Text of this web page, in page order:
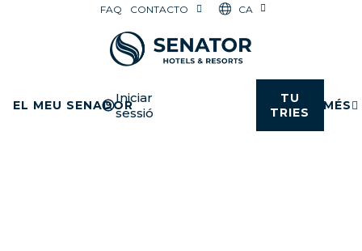
FAQ CONTACTO CA
EL MEU SENADORIniciar
sessió
TU
TRIES
MÉS